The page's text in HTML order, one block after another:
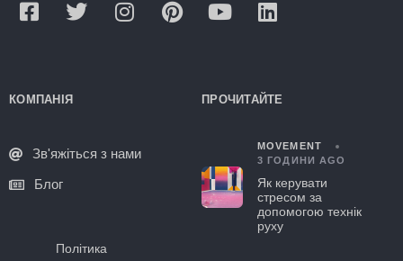
КОМПАНІЯ
Зв'яжіться з нами
Блог
Політика
ПРОЧИТАЙТЕ
MOVEMENT
3 ГОДИНИ AGO
Як керувати
стресом за
допомогою технік
руху